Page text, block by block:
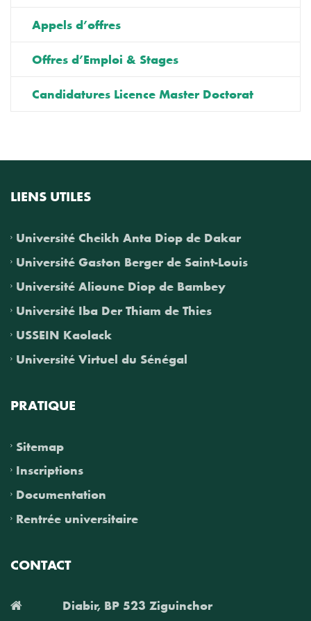
Appels d’offres
Offres d’Emploi & Stages
Candidatures Licence Master Doctorat
LIENS UTILES
Université Cheikh Anta Diop de Dakar
Université Gaston Berger de Saint-Louis
Université Alioune Diop de Bambey
Université Iba Der Thiam de Thies
USSEIN Kaolack
Université Virtuel du Sénégal
PRATIQUE
Sitemap
Inscriptions
Documentation
Rentrée universitaire
CONTACT
Diabir, BP 523 Ziguinchor